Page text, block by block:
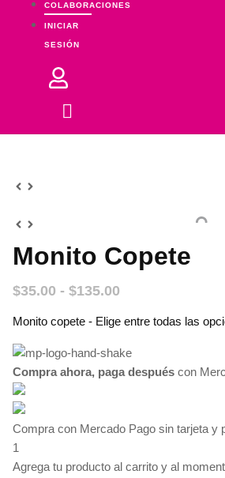
COLABORACIONES
INICIAR
SESIÓN
Monito Copete
$35.00 - $135.00
precios:
$35.00
hasta
Monito copete - Elige entre todas las
Compra ahora, paga después con
Compra con Mercado Pago sin tarjeta y
1
Agrega tu producto al carrito y al